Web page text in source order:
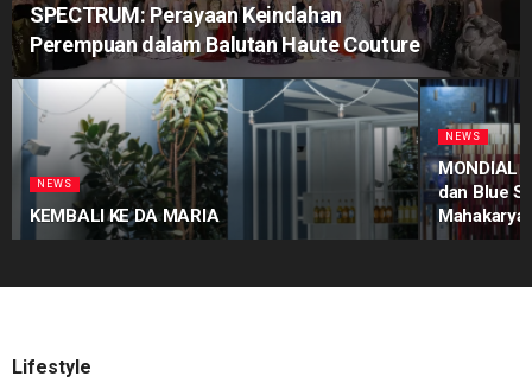
SPECTRUM: Perayaan Keindahan
Perempuan dalam Balutan Haute Couture
NEWS
KEMBALI KE DA MARIA
NEWS
MONDIAL
dan Blue
Mahakarya
Lifestyle